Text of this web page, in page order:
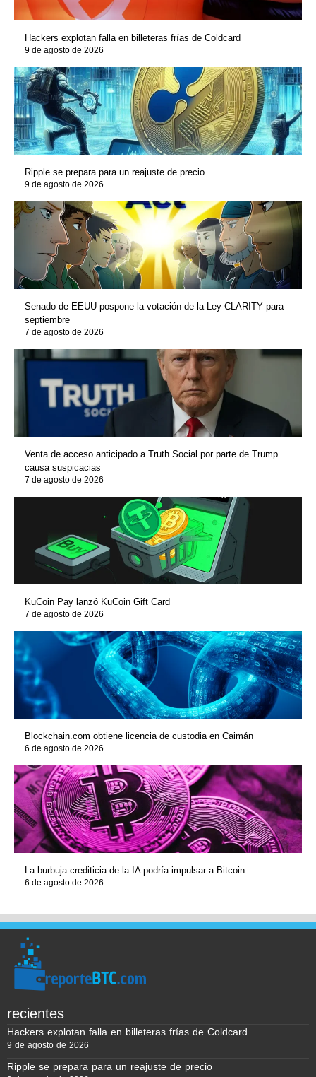
Hackers explotan falla en billeteras frías de Coldcard
9 de agosto de 2026
Ripple se prepara para un reajuste de precio
9 de agosto de 2026
Senado de EEUU pospone la votación de la Ley CLARITY para
septiembre
7 de agosto de 2026
Venta de acceso anticipado a Truth Social por parte de Trump
causa suspicacias
7 de agosto de 2026
KuCoin Pay lanzó KuCoin Gift Card
7 de agosto de 2026
Blockchain.com obtiene licencia de custodia en Caimán
6 de agosto de 2026
La burbuja crediticia de la IA podría impulsar a Bitcoin
6 de agosto de 2026
recientes
Hackers explotan falla en billeteras frías de Coldcard
9 de agosto de 2026
Ripple se prepara para un reajuste de precio